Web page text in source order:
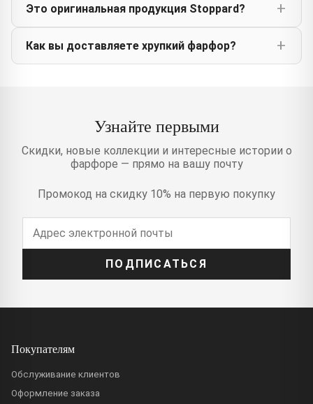
Это оригинальная продукция Stoppard?
Как вы доставляете хрупкий фарфор?
Узнайте первыми
Скидки, новые коллекции и интересные истории о
фарфоре — прямо на вашу почту
Промокод на скидку 10% на первую покупку
ПОДПИСАТЬСЯ
Покупателям
Обслуживание клиентов
Оформление заказа